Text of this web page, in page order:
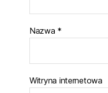
Nazwa *
Witryna internetowa